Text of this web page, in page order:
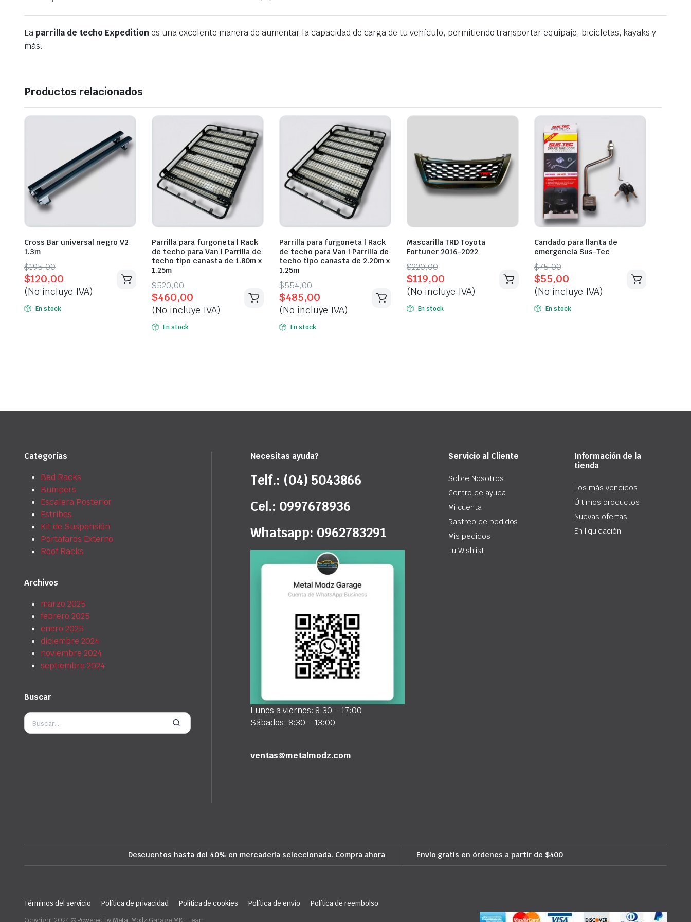
Laparrilla de techo Expeditiones una excelente manera de aumentar la capacidad de carga de tu vehículo, permitiendo transportar equipaje, bicicletas, kayaks y
más.
Productos relacionados
Cross Bar universal negro V2
1.3m
$195,00
Original
price
was:
$195,00.
$120,00
Current
price
is:
$120,00.
(No incluye IVA)
En stock
Parrilla para furgoneta | Rack
de techo para Van | Parrilla de
techo tipo canasta de 1.80m x
1.25m
$520,00
Original
price
was:
$520,00.
$460,00
Current
price
is:
$460,00.
(No incluye IVA)
En stock
Parrilla para furgoneta | Rack
de techo para Van | Parrilla de
techo tipo canasta de 2.20m x
1.25m
$554,00
Original
price
was:
$554,00.
$485,00
Current
price
is:
$485,00.
(No incluye IVA)
En stock
Mascarilla TRD Toyota
Fortuner 2016-2022
$220,00
Original
price
was:
$220,00.
$119,00
Current
price
is:
$119,00.
(No incluye IVA)
En stock
Candado para llanta de
emergencia Sus-Tec
$75,00
Original
price
was:
$75,00.
$55,00
Current
price
is:
$55,00.
(No incluye IVA)
En stock
Categorías
Bed Racks
Bumpers
Escalera Posterior
Estribos
Kit de Suspensión
Portafaros Externo
Roof Racks
Archivos
marzo 2025
febrero 2025
enero 2025
diciembre 2024
noviembre 2024
septiembre 2024
Buscar
Necesitas ayuda?
Telf.: (04) 5043866
Cel.: 0997678936
Whatsapp: 0962783291
Lunes a viernes: 8:30 – 17:00
Sábados: 8:30 – 13:00
ventas@metalmodz.com
Servicio al Cliente
Sobre Nosotros
Centro de ayuda
Mi cuenta
Rastreo de pedidos
Mis pedidos
Tu Wishlist
Información de la
tienda
Los más vendidos
Últimos productos
Nuevas ofertas
En liquidación
Descuentos hasta del 40% en mercadería seleccionada. Compra ahora Envío gratis en órdenes a partir de $400
Términos del servicio Política de privacidad Política de cookies Política de envío
Política de reembolso
Copyright 2024 © Powered by Metal Modz Garage MKT Team